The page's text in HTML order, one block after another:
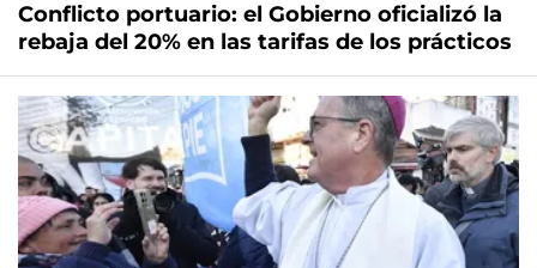
Conflicto portuario: el Gobierno oficializó la
rebaja del 20% en las tarifas de los prácticos